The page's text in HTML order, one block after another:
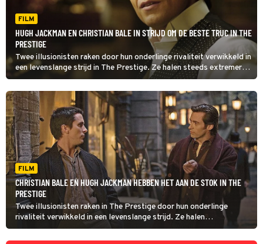
FILM
HUGH JACKMAN EN CHRISTIAN BALE IN STRIJD OM DE BESTE TRUC IN THE
PRESTIGE
Twee illusionisten raken door hun onderlinge rivaliteit verwikkeld in
een levenslange strijd in The Prestige. Ze halen steeds extremere
en gevaarlijkere truken uit om elkaar af te troeven.
FILM
CHRISTIAN BALE EN HUGH JACKMAN HEBBEN HET AAN DE STOK IN THE
PRESTIGE
Twee illusionisten raken in The Prestige door hun onderlinge
rivaliteit verwikkeld in een levenslange strijd. Ze halen
steeds extremere en gevaarlijkere trucs uit om elkaar af te
troeven.